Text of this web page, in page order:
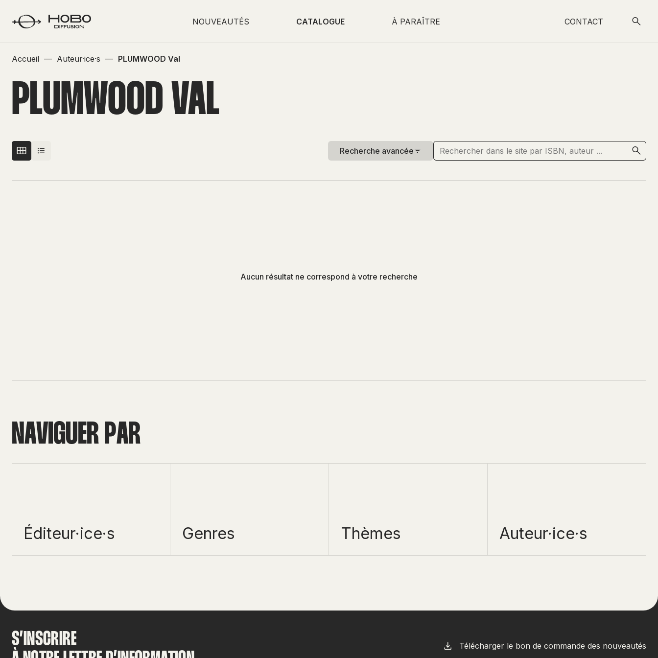
NOUVEAUTÉS CATALOGUE À PARAÎTRE CONTACT
Accueil — Auteur·ice·s — PLUMWOOD Val
PLUMWOOD VAL
Recherche avancée
Aucun résultat ne correspond à votre recherche
NAVIGUER PAR
Éditeur·ice·s Genres Thèmes Auteur·ice·s
S’INSCRIRE
Télécharger le bon de commande des nouveautés